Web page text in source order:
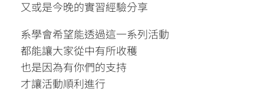
又或是今晚的實習經驗分享
系學會希望能透過這一系列活動
都能讓大家從中有所收穫
也是因為有你們的支持
才讓活動順利進行